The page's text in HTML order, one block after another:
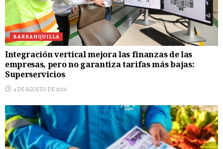
BARRANQUILLA
Integración vertical mejora las finanzas de las
empresas, pero no garantiza tarifas más bajas:
Superservicios
4 DE AGOSTO DE 2026